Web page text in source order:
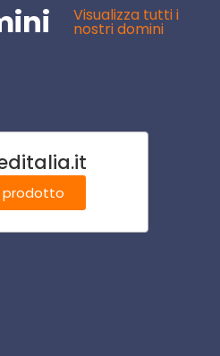
Visualizza tutti i
nostri domini
prodotto